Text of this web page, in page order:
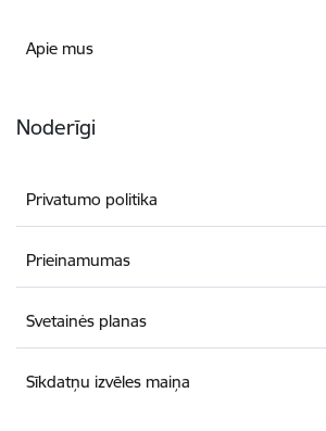
Apie mus
Noderīgi
Privatumo politika
Prieinamumas
Svetainės planas
Sīkdatņu izvēles maiņa